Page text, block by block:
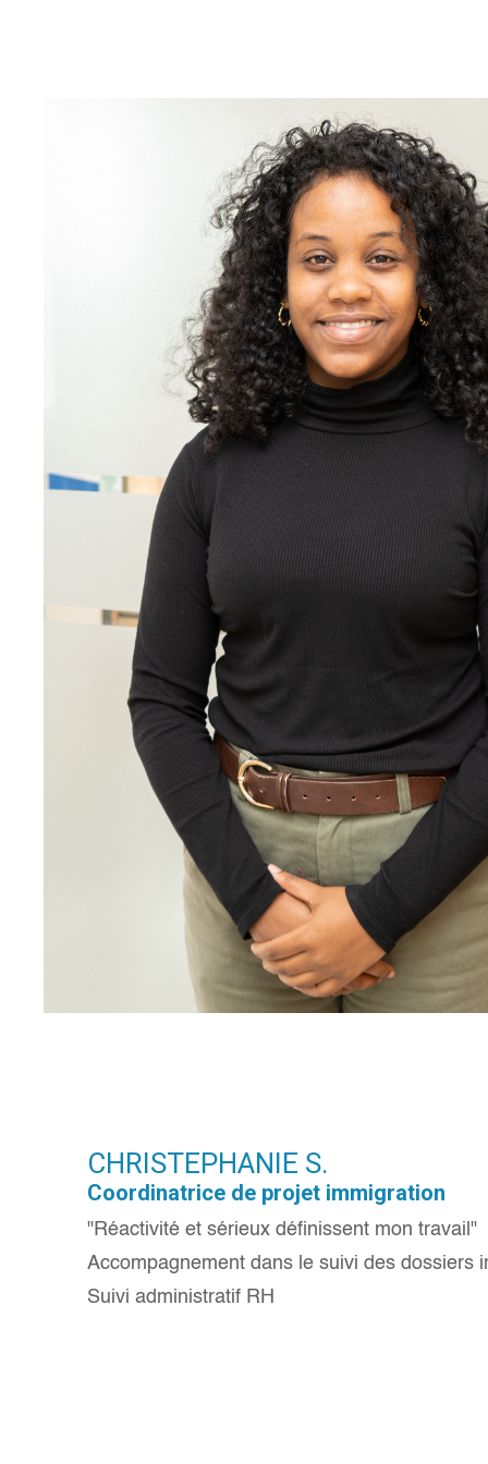
CHRISTEPHANIE S.
Coordinatrice de projet immigration
"Réactivité et sérieux définissent mon travail"
Accompagnement dans le suivi des dossiers
Suivi administratif RH